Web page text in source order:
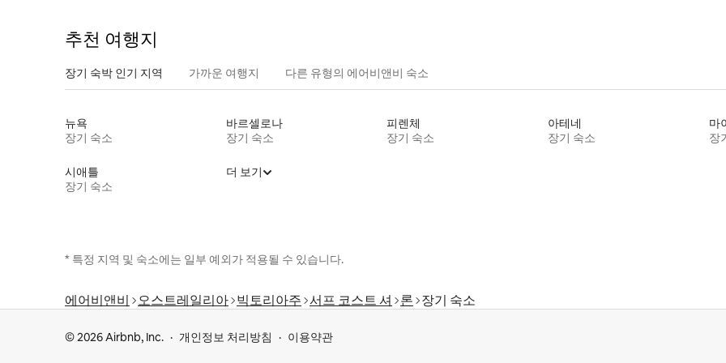
추천 여행지
장기 숙박 인기 지역 가까운 여행지 다른 유형의 에어비앤비 숙소
뉴욕
장기 숙소
바르셀로나
장기 숙소
피렌체
장기 숙소
아테네
장기 숙소
마
장
시애틀
장기 숙소
더 보기
* 특정 지역 및 숙소에는 일부 예외가 적용될 수 있습니다.
에어비앤비 오스트레일리아 빅토리아주 서프 코스트 셔 론 장기 숙소
© 2026 Airbnb, Inc. 개인정보 처리방침 이용약관